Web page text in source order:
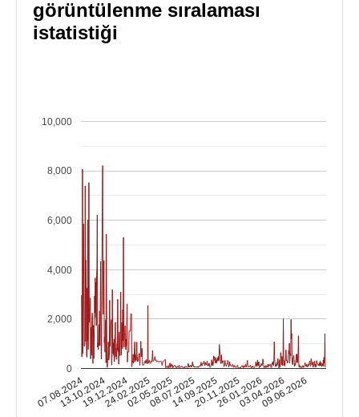
görüntülenme sıralaması
istatistiği
07.08.2024
13.10.2024
19.12.2024
24.02.2025
02.05.2025
08.07.2025
14.09.2025
20.11.2025
26.01.2026
03.04.2026
09.06.2026
0
2,000
4,000
6,000
8,000
10,000